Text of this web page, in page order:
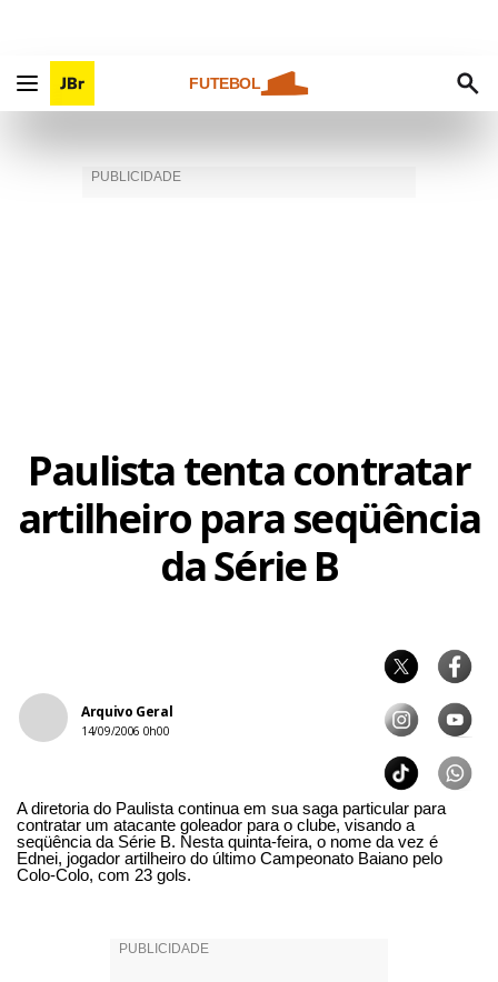
FUTEBOL
Paulista tenta contratar
artilheiro para seqüência
da Série B
Arquivo Geral
14/09/2006 0h00
A diretoria do Paulista continua em sua saga particular para
contratar um atacante goleador para o clube, visando a
seqüência da Série B. Nesta quinta-feira, o nome da vez é
Ednei, jogador artilheiro do último Campeonato Baiano pelo
Colo-Colo, com 23 gols.